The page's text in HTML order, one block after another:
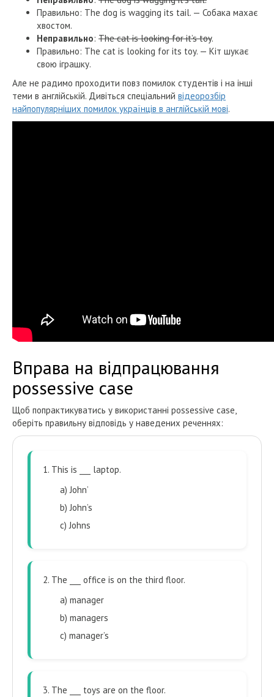
Правильно: The dog is wagging its tail. — Собака махає
хвостом.
Неправильно: The cat is looking for it’s toy.
Правильно: The cat is looking for its toy. — Кіт шукає
свою іграшку.
Але не радимо проходити повз помилок студентів і на інші
теми в англійській. Дивіться спеціальний відеорозбір
найпопулярніших помилок українців в англійській мові.
Вправа на відпрацювання
possessive case
Щоб попрактикуватись у використанні possessive case,
оберіть правильну відповідь у наведених реченнях:
1. This is ___ laptop.
a) John’
b) John’s
c) Johns
2. The ___ office is on the third floor.
a) manager
b) managers
c) manager’s
3. The ___ toys are on the floor.